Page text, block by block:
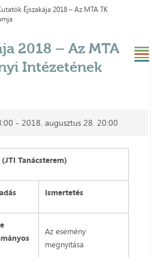
Éjszakája 2018 – Az MTA TK
2018 – Az MTA
Intézetének
- 2018. augusztus 28. 20:00
Tanácsterem)
Ismertetés
Az esemény
megnyitása